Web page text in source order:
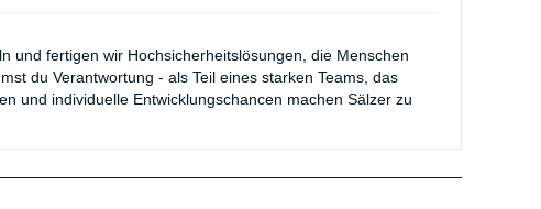
und fertigen wir Hochsicherheitslösungen, die Menschen
du Verantwortung - als Teil eines starken Teams, das
und individuelle Entwicklungschancen machen Sälzer zu